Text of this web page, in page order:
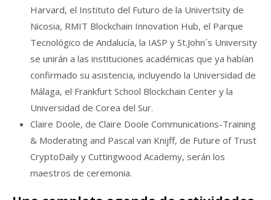
Harvard, el Instituto del Futuro de la Univertsity de
Nicosia, RMIT Blockchain Innovation Hub, el Parque
Tecnológico de Andalucía, la IASP y St.John´s University
se unirán a las instituciones académicas que ya habían
confirmado su asistencia, incluyendo la Universidad de
Málaga, el Frankfurt School Blockchain Center y la
Universidad de Corea del Sur.
Claire Doole, de Claire Doole Communications-Training
& Moderating and Pascal van Knijff, de Future of Trust
CryptoDaily y Cuttingwood Academy, serán los
maestros de ceremonia.